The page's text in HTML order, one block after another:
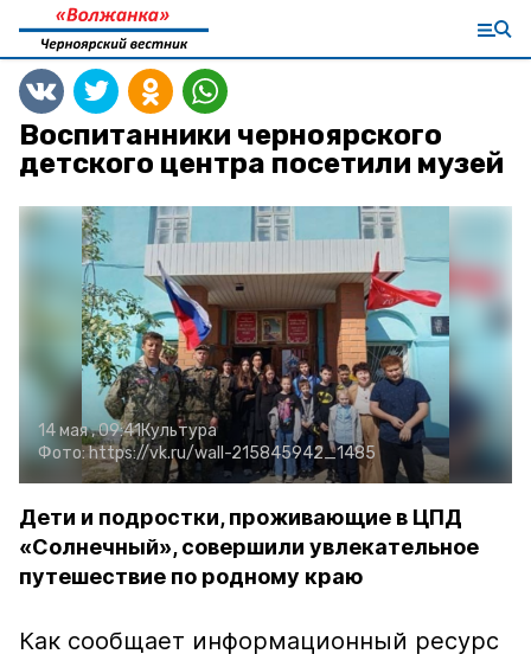
Воспитанники черноярского
детского центра посетили музей
14 мая , 09:41Культура
Фото:https://vk.ru/wall-215845942_1485
Дети и подростки, проживающие в ЦПД
«Солнечный», совершили увлекательное
путешествие по родному краю
Как сообщает информационный ресурс